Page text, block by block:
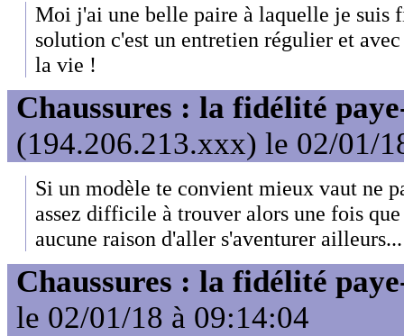
Moi j'ai une belle paire à laquelle je suis
solution c'est un entretien régulier et
la vie !
Chaussures : la fidélité
(194.206.213.xxx) le 02/01/
Si un modèle te convient mieux vaut ne
assez difficile à trouver alors une fois
aucune raison d'aller s'aventurer ailleurs...
Chaussures : la fidélité
le 02/01/18 à 09:14:04